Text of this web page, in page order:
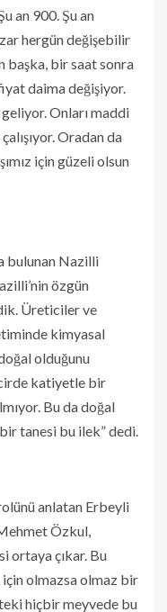
an 900. Şu an
hergün değişebilir
başka, bir saat sonra
daima değişiyor.
Onları maddi
Oradan da
için güzeli olsun
bulunan Nazilli
özgün
Üreticiler ve
kimyasal
olduğunu
katiyetle bir
Bu da doğal
tanesi bu ilek” dedi.
anlatan Erbeyli
Özkul,
ortaya çıkar. Bu
için olmazsa olmaz bir
hiçbir meyvede bu